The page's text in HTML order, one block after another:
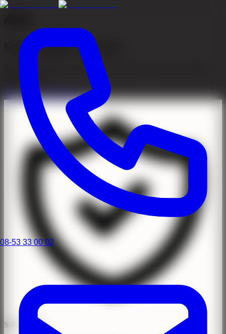
08-53 33 00 02
Sidan kunde inte hittas
Tyvärr kunde vi inte hitta sidan du letar efter. Den kan ha flyttats
eller tagits bort.
Till startsidanKontakta oss
Säker Klinik